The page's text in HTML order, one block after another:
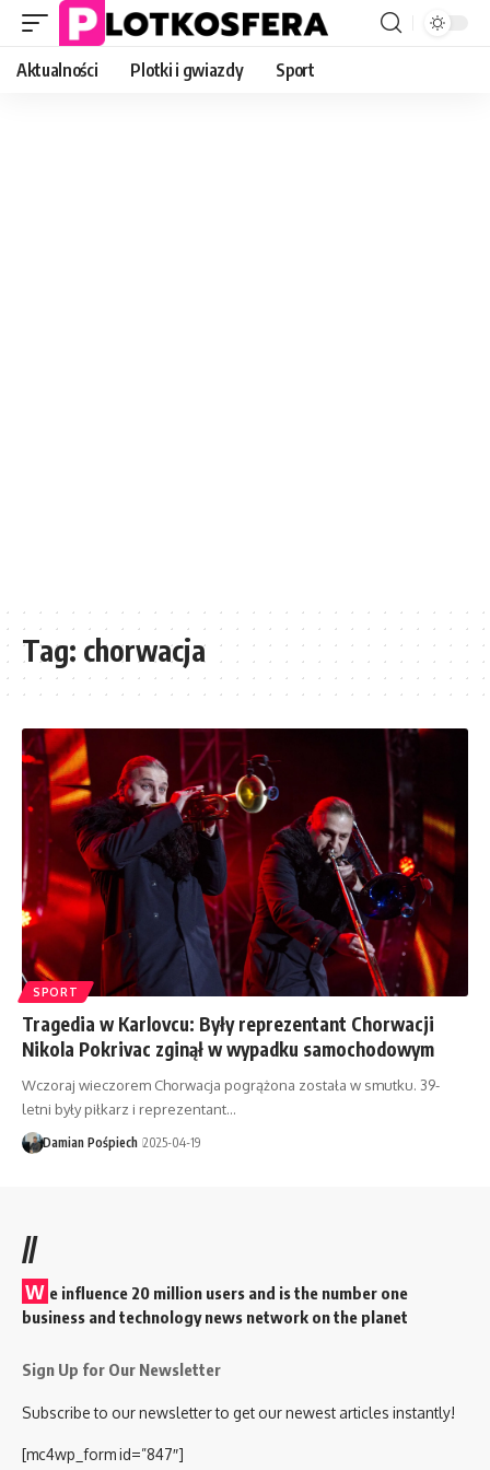
Aktualności Plotki i gwiazdy Sport
Tag: chorwacja
SPORT
Tragedia w Karlovcu: Były reprezentant Chorwacji
Nikola Pokrivac zginął w wypadku samochodowym
Wczoraj wieczorem Chorwacja pogrążona została w smutku. 39-
letni były piłkarz i reprezentant…
Damian Pośpiech 2025-04-19
//
W e influence 20 million users and is the number one
business and technology news network on the planet
Sign Up for Our Newsletter
Subscribe to our newsletter to get our newest articles instantly!
[mc4wp_form id=”847″]